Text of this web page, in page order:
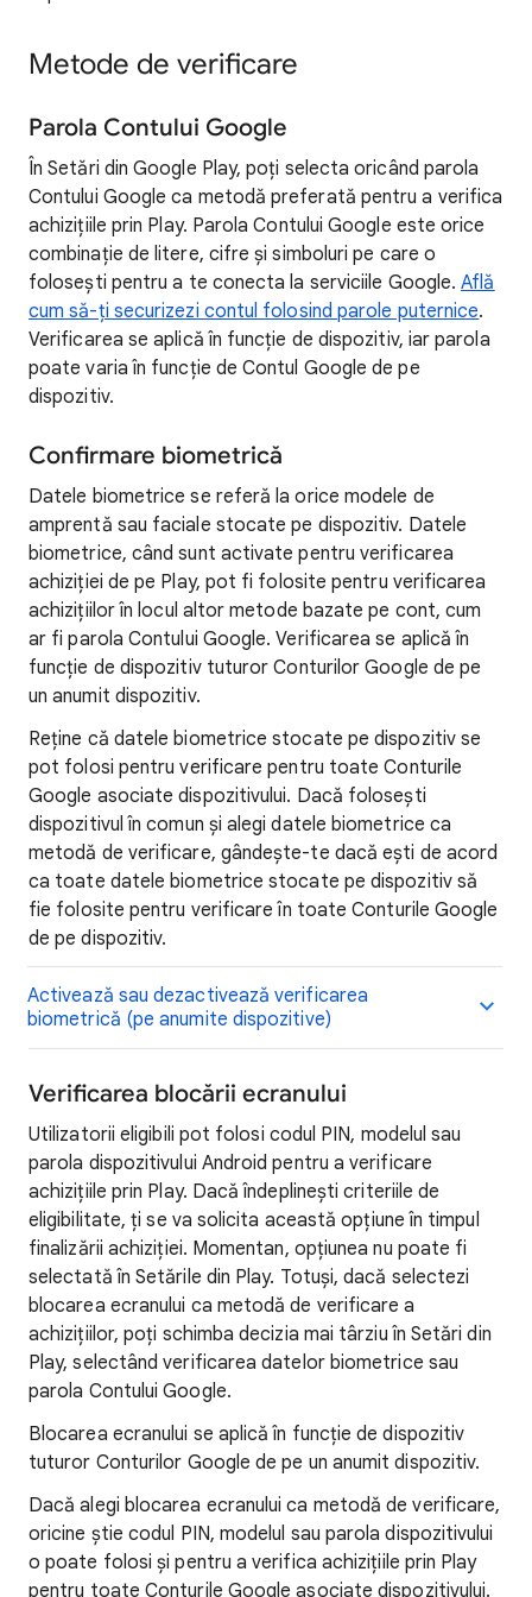
Metode de verificare
Parola Contului Google
În Setări din Google Play, poți selecta oricând parola
Contului Google ca metodă preferată pentru a verifica
achizițiile prin Play. Parola Contului Google este orice
combinație de litere, cifre și simboluri pe care o
folosești pentru a te conecta la serviciile Google.Află
cum să-ți securizezi contul folosind parole puternice.
Verificarea se aplică în funcție de dispozitiv, iar parola
poate varia în funcție de Contul Google de pe
dispozitiv.
Confirmare biometrică
Datele biometrice se referă la orice modele de
amprentă sau faciale stocate pe dispozitiv. Datele
biometrice, când sunt activate pentru verificarea
achiziției de pe Play, pot fi folosite pentru verificarea
achizițiilor în locul altor metode bazate pe cont, cum
ar fi parola Contului Google. Verificarea se aplică în
funcție de dispozitiv tuturor Conturilor Google de pe
un anumit dispozitiv.
Reține că datele biometrice stocate pe dispozitiv se
pot folosi pentru verificare pentru toate Conturile
Google asociate dispozitivului. Dacă folosești
dispozitivul în comun și alegi datele biometrice ca
metodă de verificare, gândește-te dacă ești de acord
ca toate datele biometrice stocate pe dispozitiv să
fie folosite pentru verificare în toate Conturile Google
de pe dispozitiv.
Activează sau dezactivează verificarea
biometrică (pe anumite dispozitive)
Verificarea blocării ecranului
Utilizatorii eligibili pot folosi codul PIN, modelul sau
parola dispozitivului Android pentru a verificare
achizițiile prin Play. Dacă îndeplinești criteriile de
eligibilitate, ți se va solicita această opțiune în timpul
finalizării achiziției. Momentan, opțiunea nu poate fi
selectată în Setările din Play. Totuși, dacă selectezi
blocarea ecranului ca metodă de verificare a
achizițiilor, poți schimba decizia mai târziu în Setări din
Play, selectând verificarea datelor biometrice sau
parola Contului Google.
Blocarea ecranului se aplică în funcție de dispozitiv
tuturor Conturilor Google de pe un anumit dispozitiv.
Dacă alegi blocarea ecranului ca metodă de verificare,
oricine știe codul PIN, modelul sau parola dispozitivului
o poate folosi și pentru a verifica achizițiile prin Play
pentru toate Conturile Google asociate dispozitivului.